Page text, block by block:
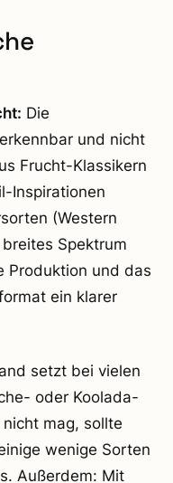
Die
und nicht
Frucht-Klassikern
Inspirationen
(Western
Spektrum
Produktion und das
ein klarer
setzt bei vielen
oder Koolada-
mag, sollte
wenige Sorten
Außerdem: Mit